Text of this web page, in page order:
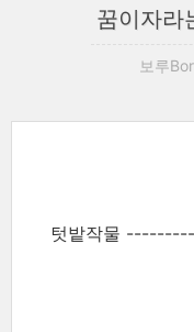
꿈이자라
보루
텃밭작물